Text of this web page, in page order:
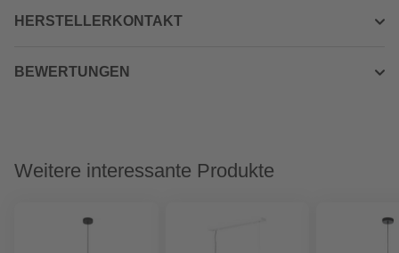
HERSTELLERKONTAKT
BEWERTUNGEN
Weitere interessante Produkte